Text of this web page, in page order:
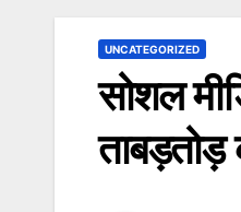
UNCATEGORIZED
सोशल
ताबड़तोड़